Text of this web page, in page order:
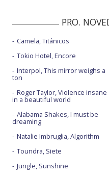
PRO.
Camela, Titánicos
Tokio Hotel, Encore
Interpol, This mirror weighs a
ton
Roger Taylor, Violence insane
in a beautiful world
Alabama Shakes, I must be
dreaming
Natalie Imbruglia, Algorithm
Toundra, Siete
Jungle, Sunshine